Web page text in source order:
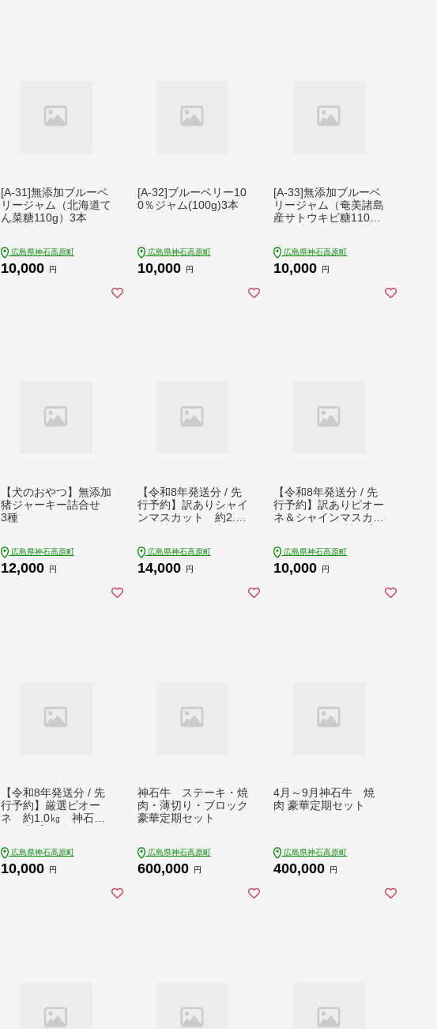
[A-31]無添加ブルーベ
リージャム（北海道て
ん菜糖110g）3本
広島県神石高原町
10,000 円
[A-32]ブルーベリー10
0％ジャム(100g)3本
広島県神石高原町
10,000 円
[A-33]無添加ブルーベ
リージャム（奄美諸島
産サトウキビ糖110
広島県神石高原町
10,000 円
【犬のおやつ】無添加
猪ジャーキー詰合せ
3種
広島県神石高原町
12,000 円
【令和8年発送分 / 先
行予約】訳ありシャイ
ンマスカット 約2.0
（田邉）】
広島県神石高原町
14,000 円
【令和8年発送分 / 先
行予約】訳ありピオー
ネ＆シャインマスカッ
【みずもとや（田
邉）】
広島県神石高原町
10,000 円
【令和8年発送分 / 先
行予約】厳選ピオー
ネ 約1.0㎏ 神石高
広島県神石高原町
10,000 円
神石牛 ステーキ・焼
肉・薄切り・ブロック
豪華定期セット
広島県神石高原町
600,000 円
4月～9月神石牛 焼
肉 豪華定期セット
広島県神石高原町
400,000 円